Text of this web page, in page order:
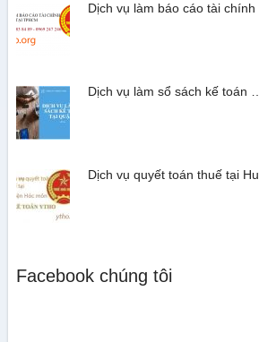
Dịch vụ làm báo cáo tài chính
Dịch vụ làm sổ sách kế toán …
Dịch vụ quyết toán thuế tại
Facebook chúng tôi